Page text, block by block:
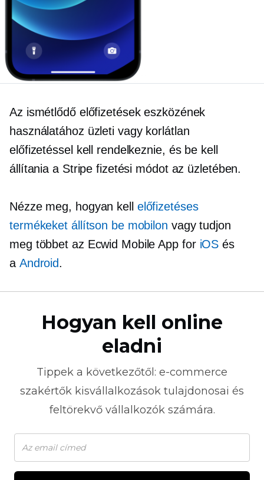
Az ismétlődő előfizetések eszközének
használatához üzleti vagy korlátlan
előfizetéssel kell rendelkeznie, és be kell
állítania a Stripe fizetési módot az üzletében.
Nézze meg, hogyan kell előfizetéses
termékeket állítson be mobilon vagy tudjon
meg többet az Ecwid Mobile App for iOS és
a Android.
Hogyan kell online
eladni
Tippek a következőtől: e-commerce
szakértők kisvállalkozások tulajdonosai és
feltörekvő vállalkozók számára.